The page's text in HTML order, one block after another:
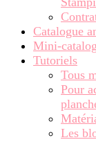
Catalogue
Mini-
Tutoriels
Tous
Pour
Les